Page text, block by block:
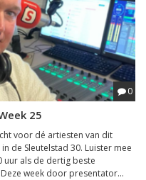
0
25
voor dé artiesten van dit
de Sleutelstad 30. Luister mee
uur als de dertig beste
week door presentator...